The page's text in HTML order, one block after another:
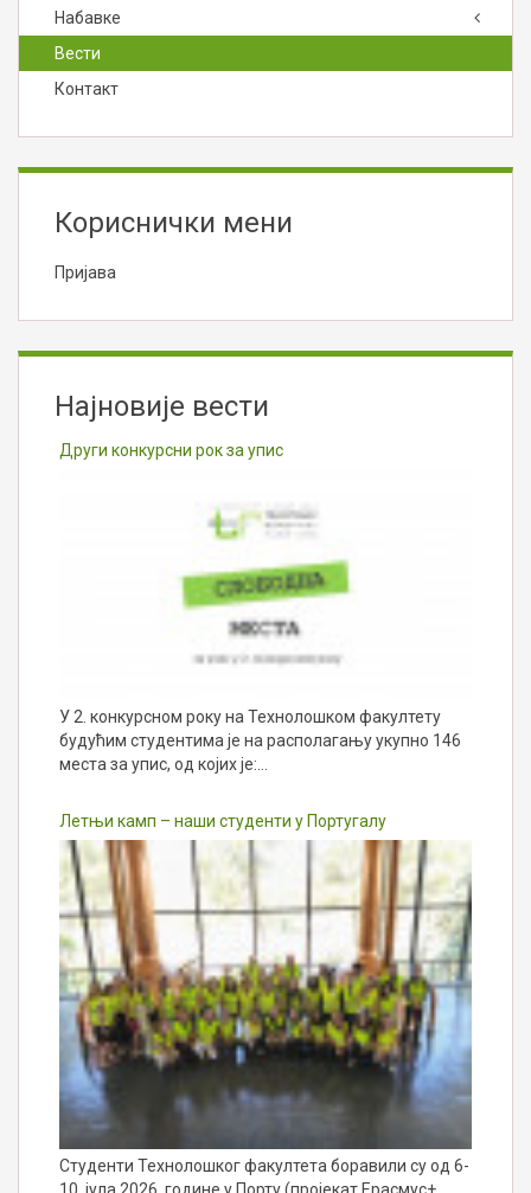
Набавке
Вести
Контакт
Кориснички мени
Пријава
Најновије вести
Други конкурсни рок за упис
У 2. конкурсном року на Технолошком факултету
будућим студентима је на располагању укупно 146
места за упис, од којих је:…
Летњи камп – наши студенти у Португалу
Студенти Технолошког факултета боравили су од 6-
10. јула 2026. године у Порту (пројекат Ерасмус+